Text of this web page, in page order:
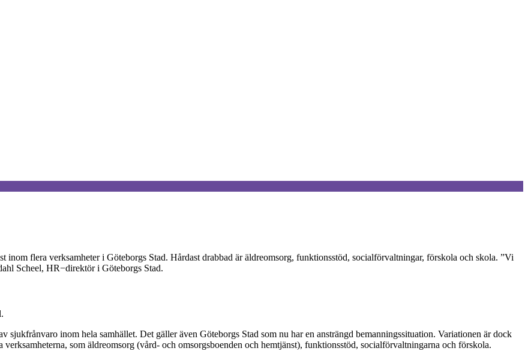
inom flera verksamheter i Göteborgs Stad. Hårdast drabbad är äldreomsorg, funktionsstöd, socialförvaltningar, förskola och skola. ”Vi
Scheel, HR−direktör i Göteborgs Stad.
inom hela samhället. Det gäller även Göteborgs Stad som nu har en ansträngd bemanningssituation. Variationen är dock
som äldreomsorg (vård- och omsorgsboenden och hemtjänst), funktionsstöd, socialförvaltningarna och förskola.